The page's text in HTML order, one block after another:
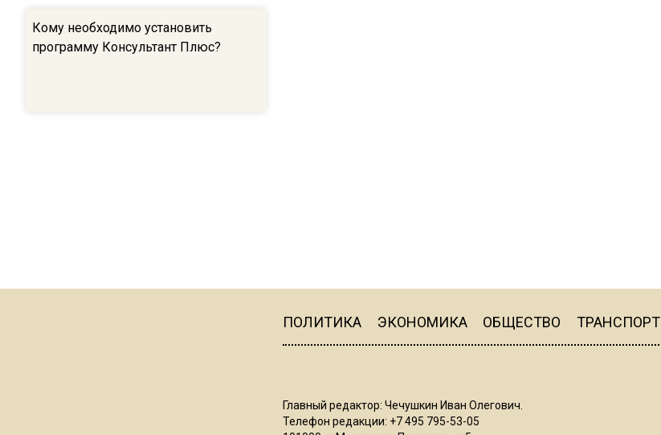
Кому необходимо установить
программу Консультант Плюс?
ПОЛИТИКА ЭКОНОМИКА ОБЩЕСТВО ТРАНСПОРТ
Главный редактор: Чечушкин Иван Олегович.
Телефон редакции: +7 495 795-53-05